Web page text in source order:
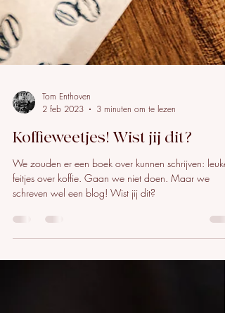
2 feb 2023
3 minuten om te lezen
Koffieweetjes! Wist jij dit?
We zouden er een boek over kunnen schrijven: leuke
schreven wel een blog! Wist jij dit?